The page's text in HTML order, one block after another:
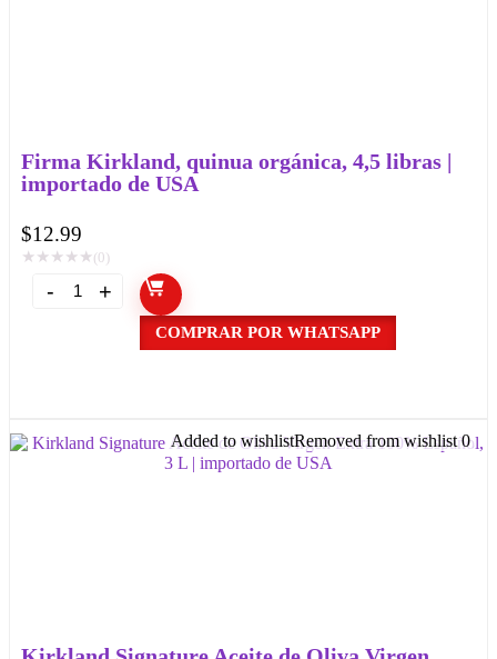
Firma Kirkland, quinua orgánica, 4,5 libras |
importado de USA
$12.99
★ ★ ★ ★ ★ (0)
COMPRAR POR WHATSAPP
Added to wishlistRemoved from wishlist 0